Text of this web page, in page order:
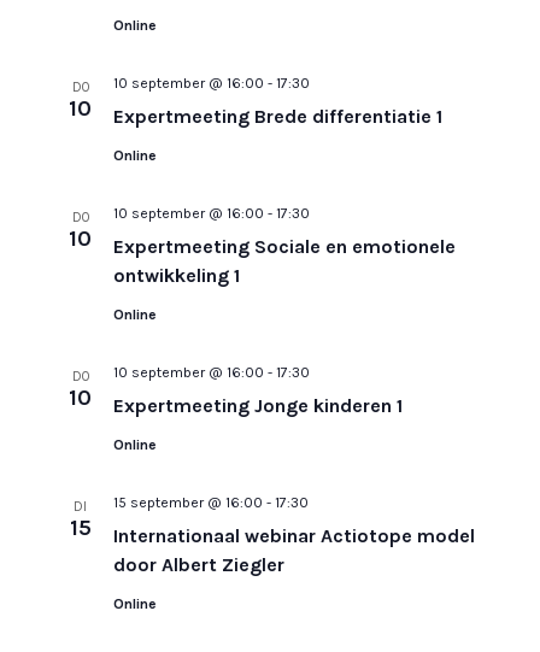
Online
DO
10 Expertmeeting Brede differentiatie 1
10 september @ 16:00 - 17:30
Online
DO
10
Expertmeeting Sociale en emotionele
ontwikkeling 1
10 september @ 16:00 - 17:30
Online
DO
10 Expertmeeting Jonge kinderen 1
10 september @ 16:00 - 17:30
Online
DI
15
Internationaal webinar Actiotope model
door Albert Ziegler
15 september @ 16:00 - 17:30
Online